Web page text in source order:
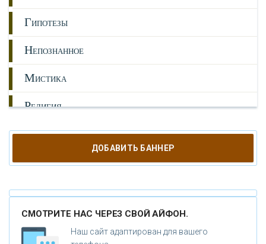
ГИПОТЕЗЫ
НЕПОЗНАННОЕ
МИСТИКА
РЕЛИГИЯ
ОРУЖИЕ
КАТАКЛИЗМЫ
КЛОНИРОВАНИЕ
НОВЫЕ ТЕХНОЛОГИИ
ДОБАВИТЬ БАННЕР
СМОТРИТЕ НАС ЧЕРЕЗ СВОЙ АЙФОН.
Наш сайт адаптирован для вашего